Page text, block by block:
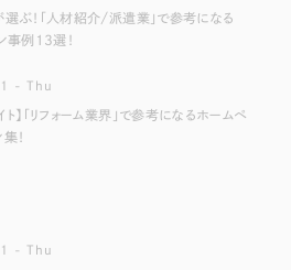
選ぶ！「人材紹介/派遣業」で参考になる
事例13選！
- Thu
】「リフォーム業界」で参考になるホームペ
！
- Thu